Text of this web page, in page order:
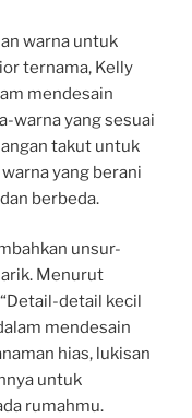
warna untuk
ternama, Kelly
mendesain
warna yang sesuai
takut untuk
yang berani
berbeda.
unsur-
Menurut
detail kecil
mendesain
hias, lukisan
untuk
rumahmu.